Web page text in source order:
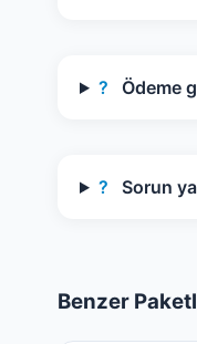
? Ödeme
? Sorun
Benzer